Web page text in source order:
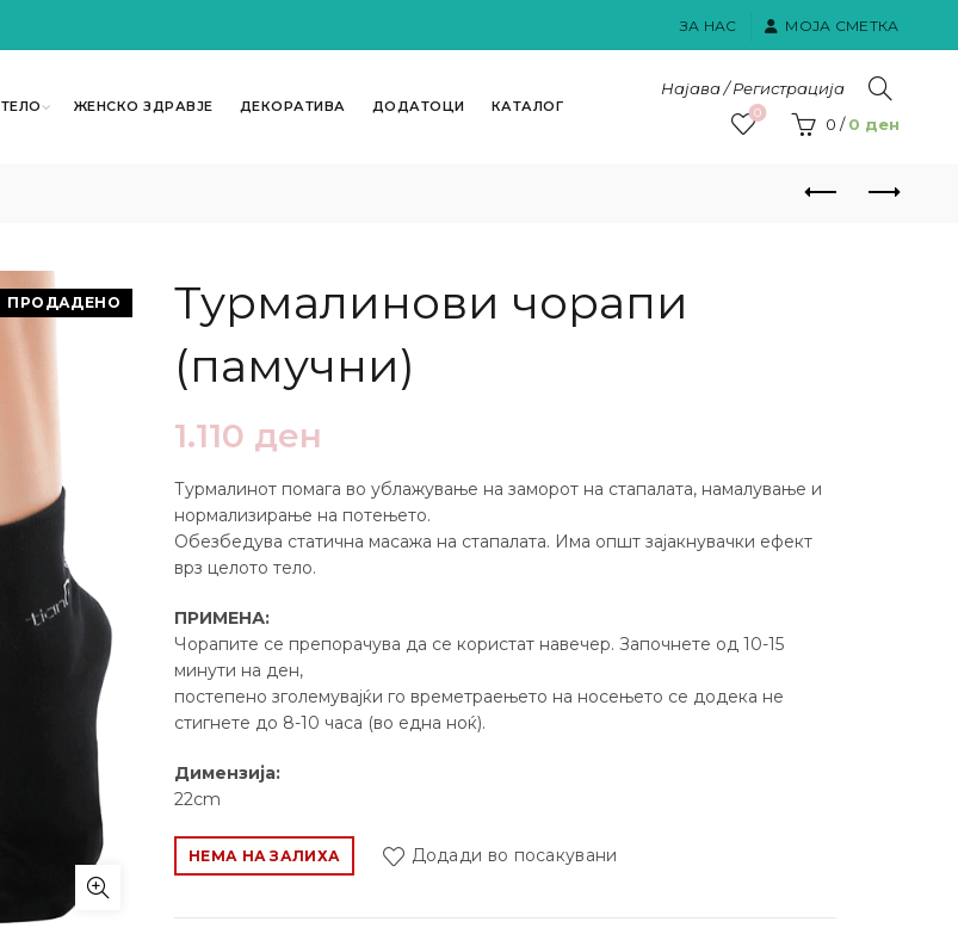
ЗА НАС МОЈА СМЕТКА
ТЕЛО ЖЕНСКО ЗДРАВЈЕ ДЕКОРАТИВА ДОДАТОЦИ КАТАЛОГ
Најава / Регистрација
0
0 / 0 ден
ПРОДАДЕНО
Турмалинови чорапи
(памучни)
1.110 ден
Турмалинoт помага во ублажување на заморот на стапалата, намалување и
нормализирање на потењето.
Обезбедува статична масажа на стапалата. Има општ зајакнувачки ефект
врз целото тело.
ПРИМЕНА:
Чорапите се препорачува да се користат навечер. Започнете од 10-15
минути на ден,
постепено зголемувајќи го времетраењето на носењето се додека не
стигнете до 8-10 часа (во една ноќ).
Димензија:
22cm
НЕМА НА ЗАЛИХА Додади во посакувани